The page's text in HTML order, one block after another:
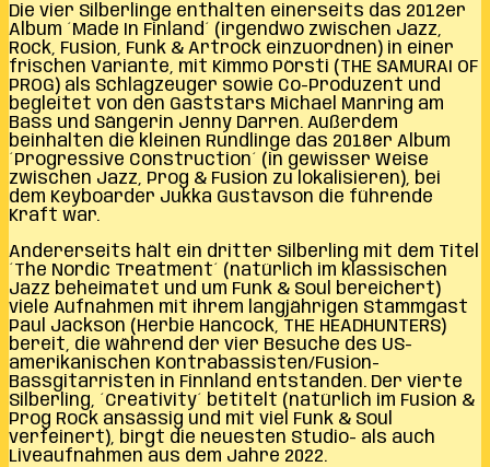
Die vier Silberlinge enthalten einerseits das 2012er
Album ´Made In Finland´ (irgendwo zwischen Jazz,
Rock, Fusion, Funk & Artrock einzuordnen) in einer
frischen Variante, mit Kimmo Pörsti (THE SAMURAI OF
PROG) als Schlagzeuger sowie Co-Produzent und
begleitet von den Gaststars Michael Manring am
Bass und Sängerin Jenny Darren. Außerdem
beinhalten die kleinen Rundlinge das 2018er Album
´Progressive Construction´ (in gewisser Weise
zwischen Jazz, Prog & Fusion zu lokalisieren), bei
dem Keyboarder Jukka Gustavson die führende
Kraft war.
Andererseits hält ein dritter Silberling mit dem Titel
´The Nordic Treatment´ (natürlich im klassischen
Jazz beheimatet und um Funk & Soul bereichert)
viele Aufnahmen mit ihrem langjährigen Stammgast
Paul Jackson (Herbie Hancock, THE HEADHUNTERS)
bereit, die während der vier Besuche des US-
amerikanischen Kontrabassisten/Fusion-
Bassgitarristen in Finnland entstanden. Der vierte
Silberling, ´Creativity´ betitelt (natürlich im Fusion &
Prog Rock ansässig und mit viel Funk & Soul
verfeinert), birgt die neuesten Studio- als auch
Liveaufnahmen aus dem Jahre 2022.